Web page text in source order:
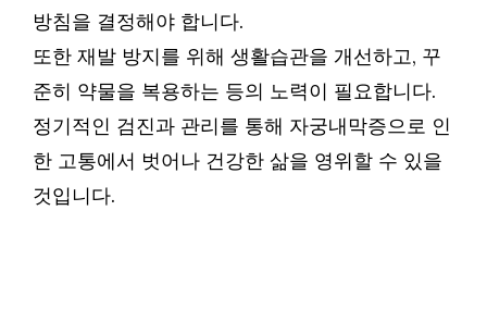
방침을 결정해야 합니다.
또한 재발 방지를 위해 생활습관을 개선하고, 꾸
준히 약물을 복용하는 등의 노력이 필요합니다.
정기적인 검진과 관리를 통해 자궁내막증으로 인
한 고통에서 벗어나 건강한 삶을 영위할 수 있을
것입니다.